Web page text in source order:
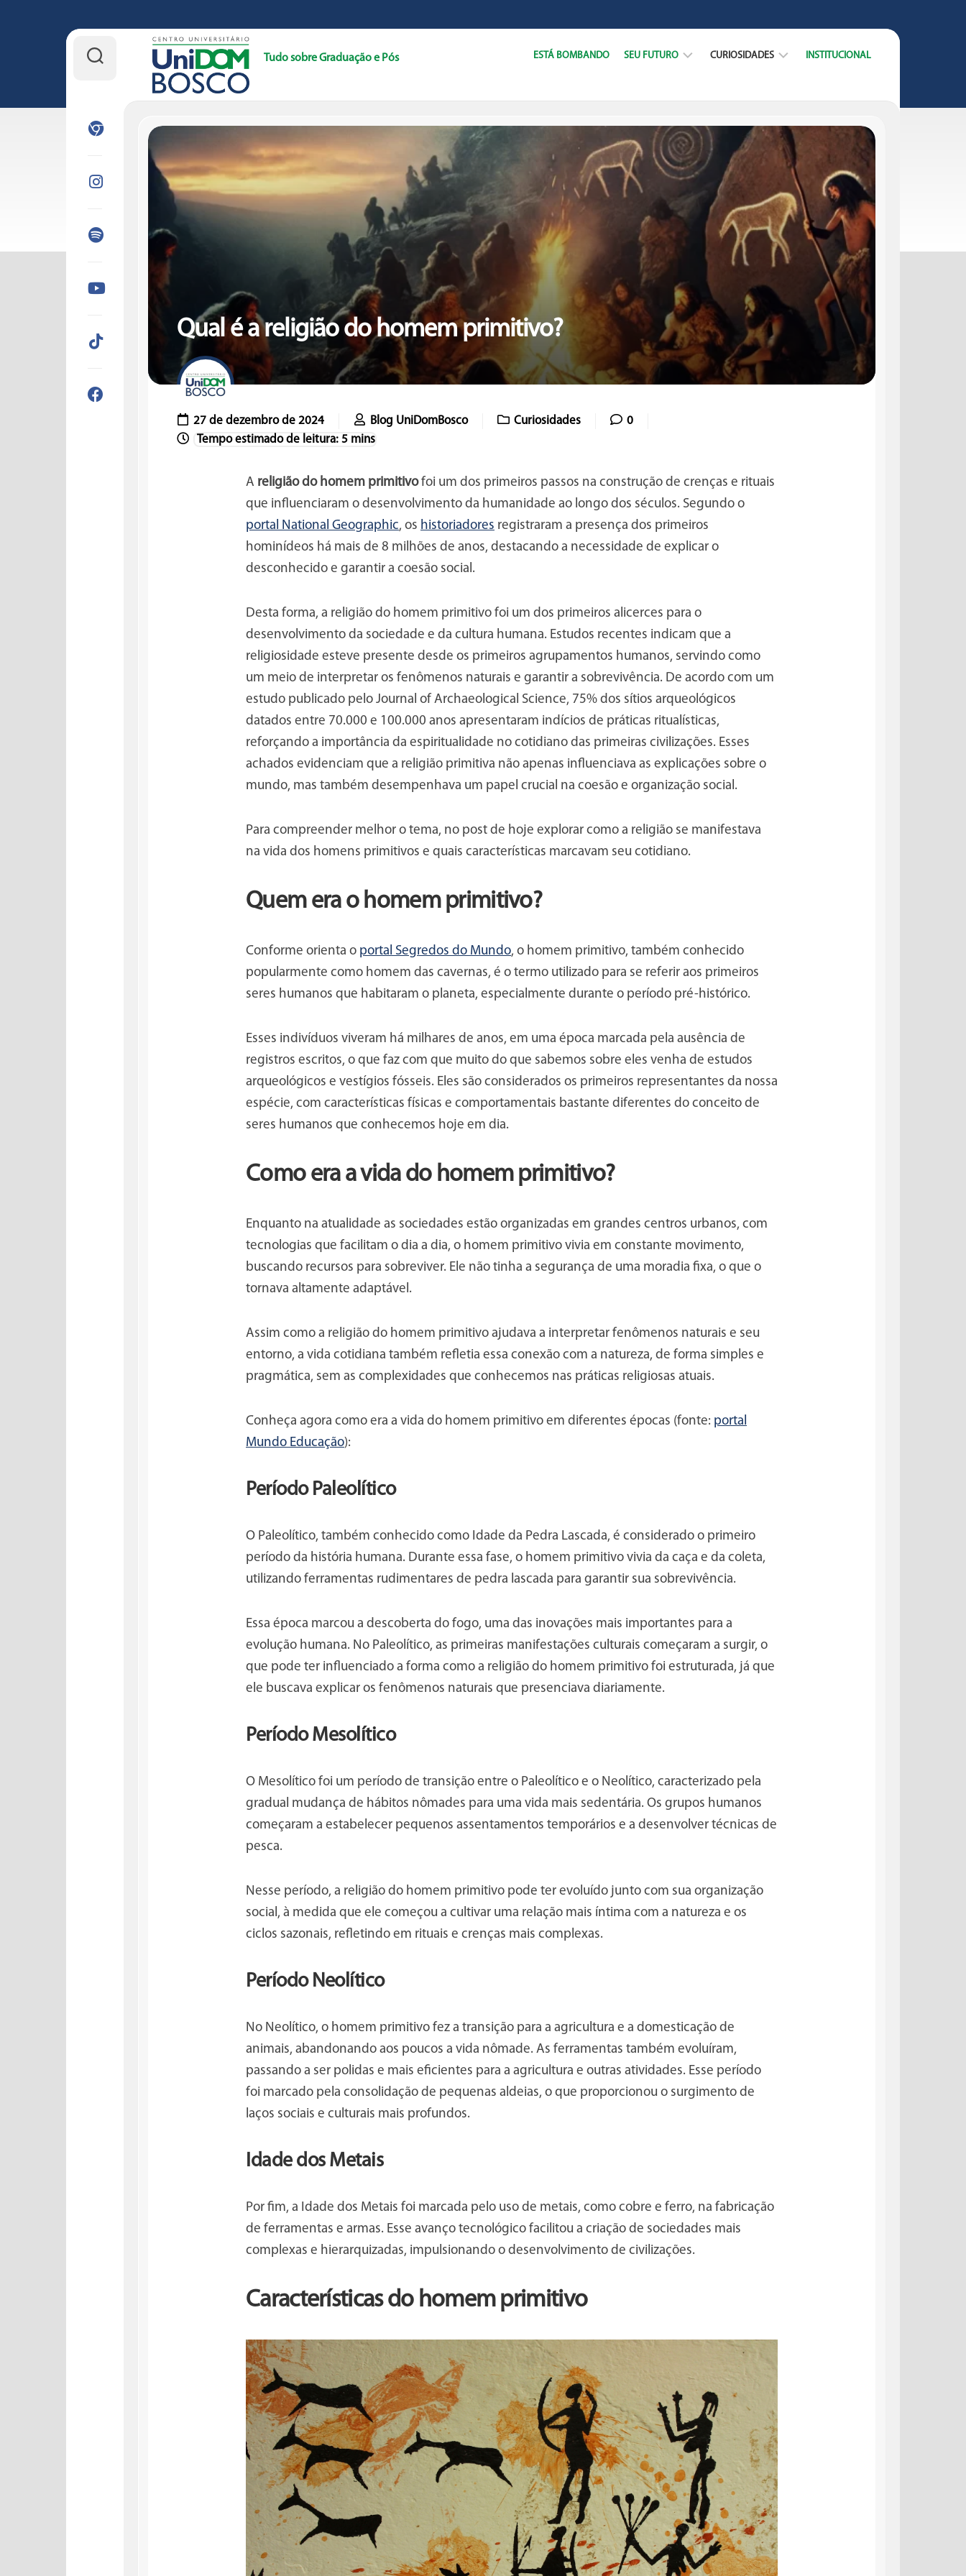
Tudo sobre Graduação e Pós ESTÁ BOMBANDO SEU FUTURO
CARREIRA
CURSOS
MERCADO
TRABALHO
MUNDO
ACADÊMICO
CURIOSIDADES
DICAS
DATAS
INSTITUCIONAL
Qual é a religião do homem primitivo?
27 de dezembro de 2024 Blog UniDomBosco Curiosidades 0
A religião do homem primitivofoi um dos primeiros passos na construção de crenças e rituais
que influenciaram o desenvolvimento da humanidade ao longo dos séculos. Segundo o
portal National Geographic, os historiadores registraram a presença dos primeiros
hominídeos há mais de 8 milhões de anos, destacando a necessidade de explicar o
desconhecido e garantir a coesão social.
Desta forma, a religião do homem primitivo foi um dos primeiros alicerces para o
desenvolvimento da sociedade e da cultura humana. Estudos recentes indicam que a
religiosidade esteve presente desde os primeiros agrupamentos humanos, servindo como
um meio de interpretar os fenômenos naturais e garantir a sobrevivência. De acordo com um
estudo publicado pelo Journal of Archaeological Science, 75% dos sítios arqueológicos
datados entre 70.000 e 100.000 anos apresentaram indícios de práticas ritualísticas,
reforçando a importância da espiritualidade no cotidiano das primeiras civilizações. Esses
achados evidenciam que a religião primitiva não apenas influenciava as explicações sobre o
mundo, mas também desempenhava um papel crucial na coesão e organização social.
Para compreender melhor o tema, no post de hoje explorar como a religião se manifestava
na vida dos homens primitivos e quais características marcavam seu cotidiano.
Quem era o homem primitivo?
Conforme orienta o portal Segredos do Mundo, o homem primitivo, também conhecido
popularmente como homem das cavernas, é o termo utilizado para se referir aos primeiros
seres humanos que habitaram o planeta, especialmente durante o período pré-histórico.
Esses indivíduos viveram há milhares de anos, em uma época marcada pela ausência de
registros escritos, o que faz com que muito do que sabemos sobre eles venha de estudos
arqueológicos e vestígios fósseis. Eles são considerados os primeiros representantes da nossa
espécie, com características físicas e comportamentais bastante diferentes do conceito de
seres humanos que conhecemos hoje em dia.
Como era a vida do homem primitivo?
Enquanto na atualidade as sociedades estão organizadas em grandes centros urbanos, com
tecnologias que facilitam o dia a dia, o homem primitivo vivia em constante movimento,
buscando recursos para sobreviver. Ele não tinha a segurança de uma moradia fixa, o que o
tornava altamente adaptável.
Assim como a religião do homem primitivo ajudava a interpretar fenômenos naturais e seu
entorno, a vida cotidiana também refletia essa conexão com a natureza, de forma simples e
pragmática, sem as complexidades que conhecemos nas práticas religiosas atuais.
Conheça agora como era a vida do homem primitivo em diferentes épocas (fonte: portal
Mundo Educação):
Período Paleolítico
O Paleolítico, também conhecido como Idade da Pedra Lascada, é considerado o primeiro
período da história humana. Durante essa fase, o homem primitivo vivia da caça e da coleta,
utilizando ferramentas rudimentares de pedra lascada para garantir sua sobrevivência.
Essa época marcou a descoberta do fogo, uma das inovações mais importantes para a
evolução humana. No Paleolítico, as primeiras manifestações culturais começaram a surgir, o
que pode ter influenciado a forma como a religião do homem primitivo foi estruturada, já que
ele buscava explicar os fenômenos naturais que presenciava diariamente.
Período Mesolítico
O Mesolítico foi um período de transição entre o Paleolítico e o Neolítico, caracterizado pela
gradual mudança de hábitos nômades para uma vida mais sedentária. Os grupos humanos
começaram a estabelecer pequenos assentamentos temporários e a desenvolver técnicas de
pesca.
Nesse período, a religião do homem primitivo pode ter evoluído junto com sua organização
social, à medida que ele começou a cultivar uma relação mais íntima com a natureza e os
ciclos sazonais, refletindo em rituais e crenças mais complexas.
Período Neolítico
No Neolítico, o homem primitivo fez a transição para a agricultura e a domesticação de
animais, abandonando aos poucos a vida nômade. As ferramentas também evoluíram,
passando a ser polidas e mais eficientes para a agricultura e outras atividades. Esse período
foi marcado pela consolidação de pequenas aldeias, o que proporcionou o surgimento de
laços sociais e culturais mais profundos.
Idade dos Metais
Por fim, a Idade dos Metais foi marcada pelo uso de metais, como cobre e ferro, na fabricação
de ferramentas e armas. Esse avanço tecnológico facilitou a criação de sociedades mais
complexas e hierarquizadas, impulsionando o desenvolvimento de civilizações.
Características do homem primitivo